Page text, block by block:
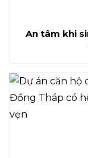
An tâm khi